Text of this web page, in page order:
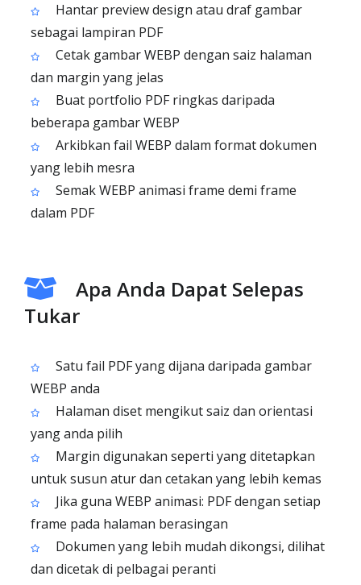
Hantar preview design atau draf gambar
sebagai lampiran PDF
Cetak gambar WEBP dengan saiz halaman
dan margin yang jelas
Buat portfolio PDF ringkas daripada
beberapa gambar WEBP
Arkibkan fail WEBP dalam format dokumen
yang lebih mesra
Semak WEBP animasi frame demi frame
dalam PDF
Apa Anda Dapat Selepas
Tukar
Satu fail PDF yang dijana daripada gambar
WEBP anda
Halaman diset mengikut saiz dan orientasi
yang anda pilih
Margin digunakan seperti yang ditetapkan
untuk susun atur dan cetakan yang lebih kemas
Jika guna WEBP animasi: PDF dengan setiap
frame pada halaman berasingan
Dokumen yang lebih mudah dikongsi, dilihat
dan dicetak di pelbagai peranti